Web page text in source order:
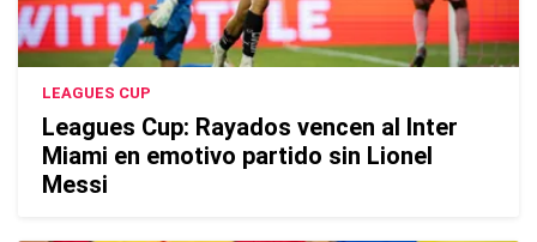
LEAGUES CUP
Leagues Cup: Rayados vencen al Inter
Miami en emotivo partido sin Lionel
Messi